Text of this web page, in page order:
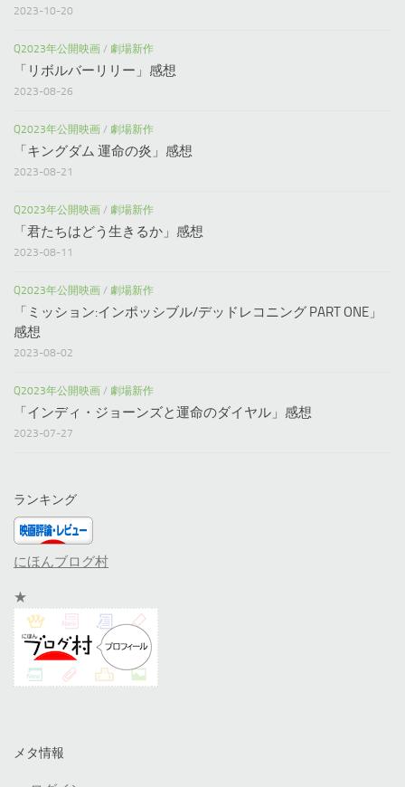
2023-10-20
Q2023年公開映画 / 劇場新作
「リボルバーリリー」感想
2023-08-26
Q2023年公開映画 / 劇場新作
「キングダム 運命の炎」感想
2023-08-21
Q2023年公開映画 / 劇場新作
「君たちはどう生きるか」感想
2023-08-11
Q2023年公開映画 / 劇場新作
「ミッション:インポッシブル/デッドレコニング PART ONE」
感想
2023-08-02
Q2023年公開映画 / 劇場新作
「インディ・ジョーンズと運命のダイヤル」感想
2023-07-27
ランキング
にほんブログ村
★
メタ情報